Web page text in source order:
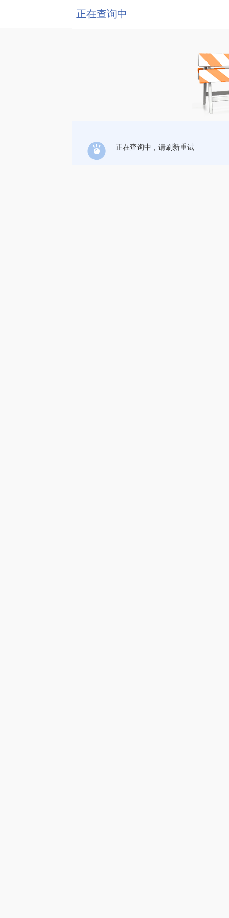
正在查询中
正在查询中，请刷新重试